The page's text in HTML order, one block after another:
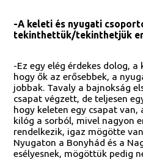
-A keleti és nyugati
tekinthettük/tekinthetjük
-Ez egy elég érdekes dolog,
hogy ők az erősebbek, a
jobbak. Tavaly a bajnokság
csapat végzett, de teljesen
hogy keleten egy csapat van,
kilóg a sorból, mivel nagyon
rendelkezik, igaz mögötte
Nyugaton a Bonyhád és a
esélyesnek, mögöttük pedig